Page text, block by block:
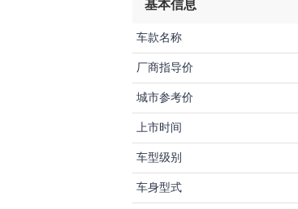
基本信息
车款名称
厂商指导价
城市参考价
上市时间
车型级别
车身型式